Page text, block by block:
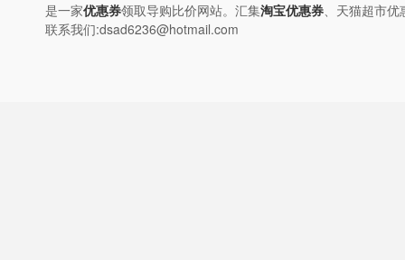
是一家优惠券领取导购比价网站。汇集淘宝优惠券、天猫超市优
联系我们:dsad6236@hotmail.com